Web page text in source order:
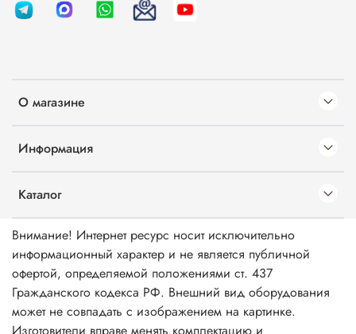
О магазине
Информация
Каталог
Внимание! Интернет ресурс носит исключительно
информационный характер и не является публичной
офертой, определяемой положениями ст. 437
Гражданского кодекса РФ. Внешний вид оборудования
может не совпадать с изображением на картинке.
Изготовители вправе менять комплектацию и